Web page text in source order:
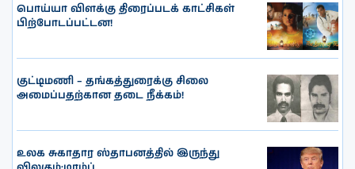
பொய்யா விளக்கு திரைப்படக் காட்சிகள்
பிற்போடப்பட்டன!
குட்டிமணி – தங்கத்துரைக்கு சிலை
அமைப்பதற்கான தடை நீக்கம்!
உலக சுகாதார ஸ்தாபனத்தில் இருந்து